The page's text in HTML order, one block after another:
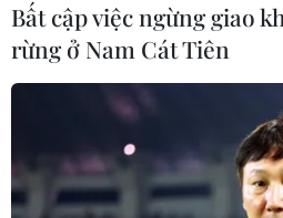
Bất cập việc ngừng giao
rừng ở Nam Cát Tiên